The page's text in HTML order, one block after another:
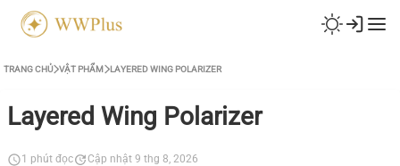
TRANG CHỦ VẬT PHẨM LAYERED WING POLARIZER
Layered Wing Polarizer
1 phút đọc Cập nhật 9 thg 8, 2026